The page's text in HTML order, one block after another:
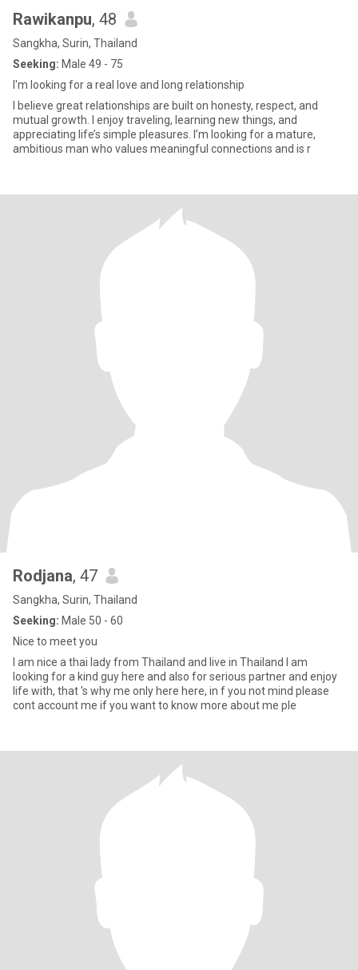
Rawikanpu, 48
Sangkha, Surin, Thailand
Seeking: Male 49 - 75
I'm looking for a real love and long relationship
I believe great relationships are built on honesty, respect, and
mutual growth. I enjoy traveling, learning new things, and
appreciating life’s simple pleasures. I’m looking for a mature,
ambitious man who values meaningful connections and is r
Rodjana, 47
Sangkha, Surin, Thailand
Seeking: Male 50 - 60
Nice to meet you
I am nice a thai lady from Thailand and live in Thailand I am
looking for a kind guy here and also for serious partner and enjoy
life with, that 's why me only here here, in f you not mind please
cont account me if you want to know more about me ple